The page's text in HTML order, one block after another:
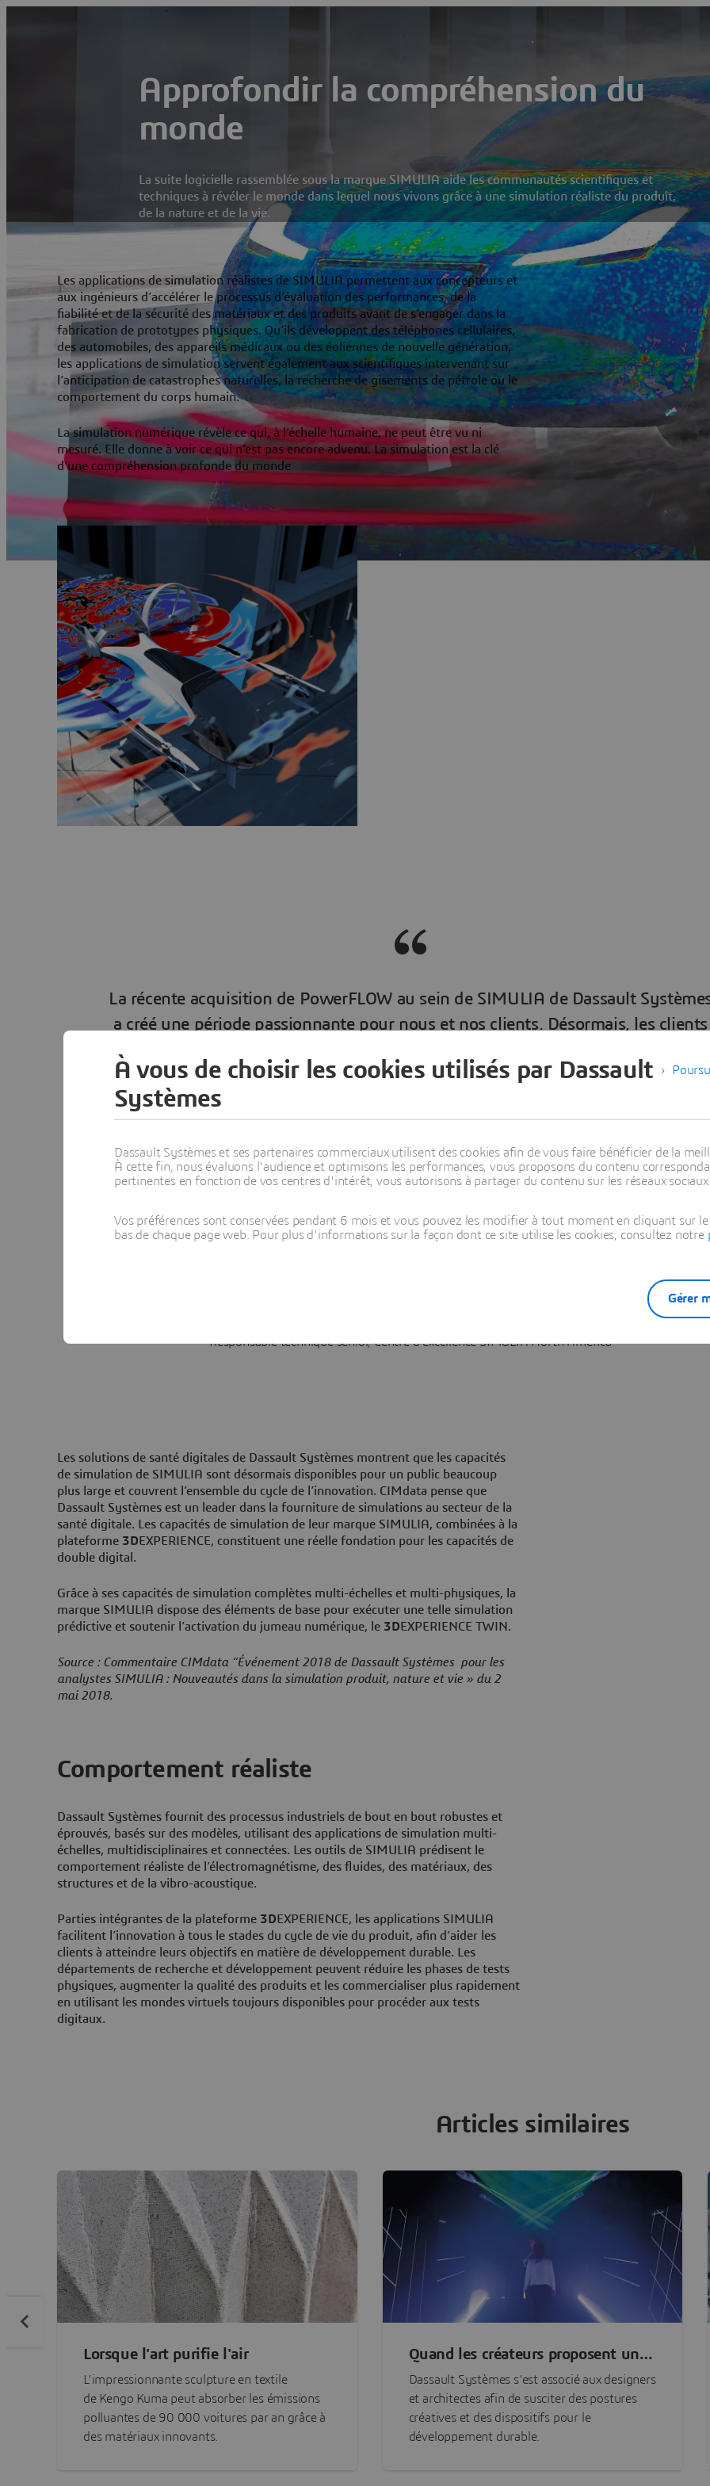
Approfondir la compréhension du
monde
La suite logicielle rassemblée sous la marque SIMULIA aide les communautés scientifiques et
techniques à révéler le monde dans lequel nous vivons grâce à une simulation réaliste du produit,
de la nature et de la vie.
Les applications de simulation réalistes de SIMULIA permettent aux concepteurs et
aux ingénieurs d’accélérer le processus d’évaluation des performances, de la
fiabilité et de la sécurité des matériaux et des produits avant de s’engager dans la
fabrication de prototypes physiques. Qu’ils développent des téléphones cellulaires,
des automobiles, des appareils médicaux ou des éoliennes de nouvelle génération,
les applications de simulation servent également aux scientifiques intervenant sur
l’anticipation de catastrophes naturelles, la recherche de gisements de pétrole ou le
comportement du corps humain.
La simulation numérique révèle ce qui, à l’échelle humaine, ne peut être vu ni
mesuré. Elle donne à voir ce qui n’est pas encore advenu. La simulation est la clé
d’une compréhension profonde du monde
La récente acquisition de PowerFLOW au sein de SIMULIA de Dassault
a créé une période passionnante pour nous et nos clients. Désormais, les clients
valeur ajoutée de la combinaison des technologies de structure, des fluides et
l’électromagnétique dans des solutions basées sur des modèles intégrés à
l’industrie. L’intégration d’une simulation multi-physique robuste sur la
plateforme 3DEXPERIENCE améliore l’efficacité et favorise la collaboration entre
les différentes équipes de conception et d’ingénierie, ce qui les aide à terme à
Responsable technique senior, Centre d’excellence SIMULIA North America
Les solutions de santé digitales de Dassault Systèmes montrent que les capacités
de simulation de SIMULIA sont désormais disponibles pour un public beaucoup
plus large et couvrent l’ensemble du cycle de l’innovation. CIMdata pense que
Dassault Systèmes est un leader dans la fourniture de simulations au secteur de la
santé digitale. Les capacités de simulation de leur marque SIMULIA, combinées à la
plateforme 3DEXPERIENCE, constituent une réelle fondation pour les capacités de
double digital.
Grâce à ses capacités de simulation complètes multi-échelles et multi-physiques, la
marque SIMULIA dispose des éléments de base pour exécuter une telle simulation
prédictive et soutenir l’activation du jumeau numérique, le 3DEXPERIENCE TWIN.
Source : Commentaire CIMdata “Événement 2018 de Dassault Systèmes pour les
analystes SIMULIA : Nouveautés dans la simulation produit, nature et vie » du 2
mai 2018.
Comportement réaliste
Dassault Systèmes fournit des processus industriels de bout en bout robustes et
éprouvés, basés sur des modèles, utilisant des applications de simulation multi-
échelles, multidisciplinaires et connectées. Les outils de SIMULIA prédisent le
comportement réaliste de l’électromagnétisme, des fluides, des matériaux, des
structures et de la vibro-acoustique.
Parties intégrantes de la plateforme 3DEXPERIENCE, les applications SIMULIA
facilitent l’innovation à tous le stades du cycle de vie du produit, afin d’aider les
clients à atteindre leurs objectifs en matière de développement durable. Les
départements de recherche et développement peuvent réduire les phases de tests
physiques, augmenter la qualité des produits et les commercialiser plus rapidement
en utilisant les mondes virtuels toujours disponibles pour procéder aux tests
digitaux.
Articles similaires
Lorsque l'art purifie l'air
L'impressionnante sculpture en textile
de Kengo Kuma peut absorber les émissions
polluantes de 90 000 voitures par an grâce à
des matériaux innovants.
Quand les créateurs proposent un
avenir meilleur et plus durable
Dassault Systèmes s’est associé aux designers
et architectes afin de susciter des postures
créatives et des dispositifs pour le
développement durable.
À vous de choisir les cookies utilisés par Dassault
Systèmes
Dassault Systèmes et ses partenaires commerciaux utilisent des cookies afin de vous faire bénéficier de la
À cette fin, nous évaluons l'audience et optimisons les performances, vous proposons du contenu
pertinentes en fonction de vos centres d'intérêt, vous autorisons à partager du contenu sur les réseaux
Vos préférences sont conservées pendant 6 mois et vous pouvez les modifier à tout moment en cliquant sur
bas de chaque page web. Pour plus d'informations sur la façon dont ce site utilise les cookies, consultez notre
Gérer